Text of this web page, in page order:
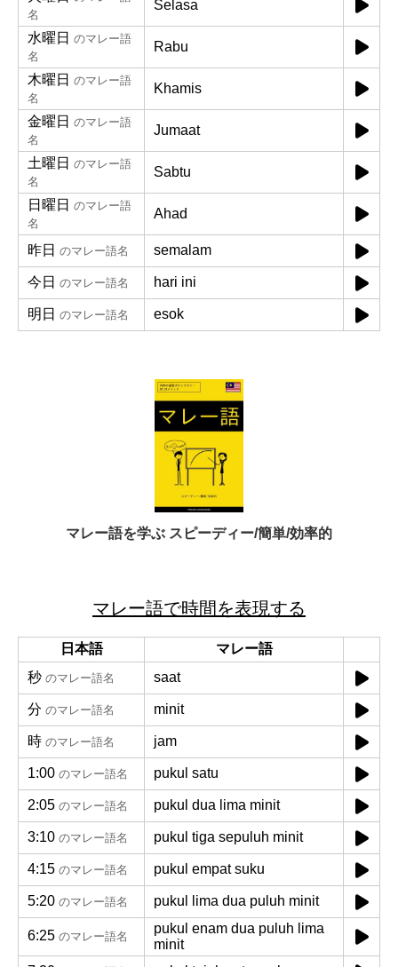
名
Selasa
水曜日 のマレー語
名
Rabu
木曜日 のマレー語
名
Khamis
金曜日 のマレー語
名
Jumaat
土曜日 のマレー語
名
Sabtu
日曜日 のマレー語
名
Ahad
昨日 のマレー語名 semalam
今日 のマレー語名 hari ini
明日 のマレー語名 esok
マレー語を学ぶ スピーディー/簡単/効率的
マレー語で時間を表現する
日本語
マレー語
秒 のマレー語名 saat
分 のマレー語名 minit
時 のマレー語名 jam
1:00 のマレー語名 pukul satu
2:05 のマレー語名 pukul dua lima minit
3:10 のマレー語名 pukul tiga sepuluh minit
4:15 のマレー語名 pukul empat suku
5:20 のマレー語名 pukul lima dua puluh minit
6:25 のマレー語名
pukul enam dua puluh lima
minit